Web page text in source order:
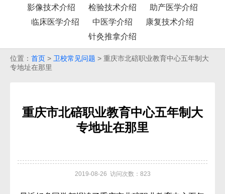
影像技术介绍
检验技术介绍
助产医学介绍
临床医学介绍
中医学介绍
康复技术介绍
针灸推拿介绍
位置： 首页 > 卫校常见问题 > 重庆市北碚职业教育中心五年制大
专地址在那里
重庆市北碚职业教育中心五年制大
专地址在那里
2019-08-26 访问次数：823